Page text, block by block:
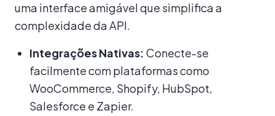
uma interface amigável que simplifica a
complexidade da API.
Integrações Nativas: Conecte-se
facilmente com plataformas como
WooCommerce, Shopify, HubSpot,
Salesforce e Zapier.